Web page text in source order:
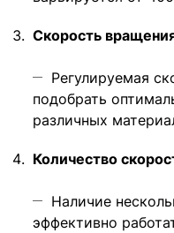
Скорость
Регулируемая
подобрать
различных
Количество
Наличие
эффективно